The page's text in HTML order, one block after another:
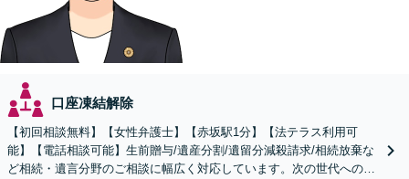
口座凍結解除
【初回相談無料】【女性弁護士】【赤坂駅1分】【法テラス利用可
能】【電話相談可能】生前贈与/遺産分割/遺留分減殺請求/相続放棄な
ど相続・遺言分野のご相談に幅広く対応しています。次の世代へのよ